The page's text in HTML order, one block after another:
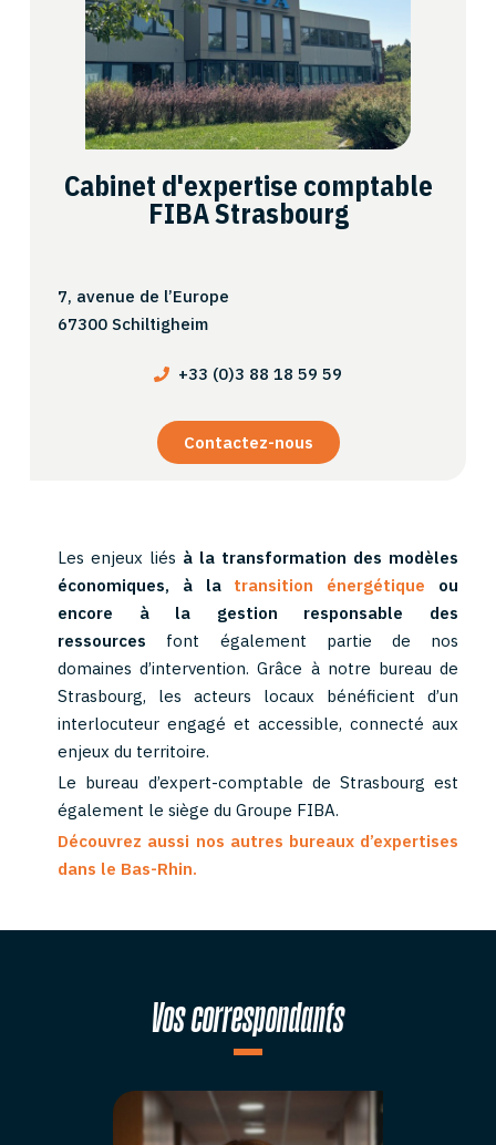
Cabinet d'expertise comptable
FIBA Strasbourg
7, avenue de l’Europe
67300 Schiltigheim
+33 (0)3 88 18 59 59
Contactez-nous
Les enjeux liés à la transformation des modèles
économiques, à la transition énergétique ou
encore à la gestion responsable des
ressources font également partie de nos
domaines d’intervention. Grâce à notre bureau de
Strasbourg, les acteurs locaux bénéficient d’un
interlocuteur engagé et accessible, connecté aux
enjeux du territoire.
Le bureau d’expert-comptable de Strasbourg est
également le siège du Groupe FIBA.
Découvrez aussi nos autres bureaux d’expertises
dans le Bas-Rhin.
Vos correspondants